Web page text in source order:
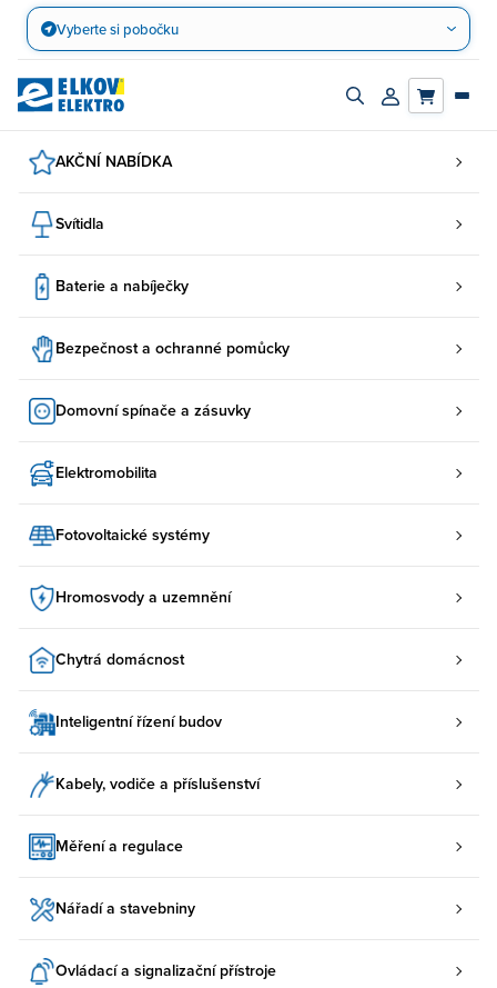
Přejít
obsah
Vyberte si pobočku
Zapnout/vypnout
Přihlásit/
AKČNÍ NABÍDKA
Svítidla
Baterie a nabíječky
Bezpečnost a ochranné pomůcky
Domovní spínače a zásuvky
Elektromobilita
Fotovoltaické systémy
Hromosvody a uzemnění
Chytrá domácnost
Inteligentní řízení budov
Kabely, vodiče a příslušenství
Měření a regulace
Nářadí a stavebniny
Ovládací a signalizační přístroje